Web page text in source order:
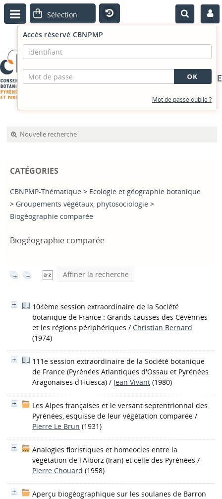
PORTAIL DOCUMENTAIRE
Accès réservé CBNPMP
Mot de passe oublié ?
Nouvelle recherche
CATÉGORIES
CBNPMP-Thématique > Ecologie et géographie botanique
> Groupements végétaux, phytosociologie >
Biogéographie comparée
Biogéographie comparée
Affiner la recherche
104ème session extraordinaire de la Société
botanique de France : Grands causses des Cévennes
et les régions périphériques / Christian Bernard
(1974)
111e session extraordinaire de la Société botanique
de France (Pyrénées Atlantiques d'Ossau et Pyrénées
Aragonaises d'Huesca) / Jean Vivant (1980)
Les Alpes françaises et le versant septentrionnal des
Pyrénées, esquisse de leur végétation comparée /
Pierre Le Brun (1931)
Analogies floristiques et homeocies entre la
végétation de l'Alborz (Iran) et celle des Pyrénées /
Pierre Chouard (1958)
Aperçu biogéographique sur les soulanes de Barron